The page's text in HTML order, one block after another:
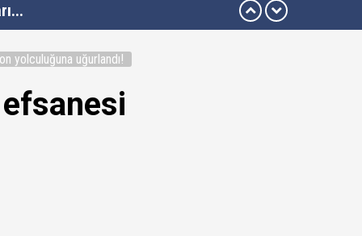
Hür Ağbaba gözaltında!
yolculuğuna uğurlandı!
efsanesi